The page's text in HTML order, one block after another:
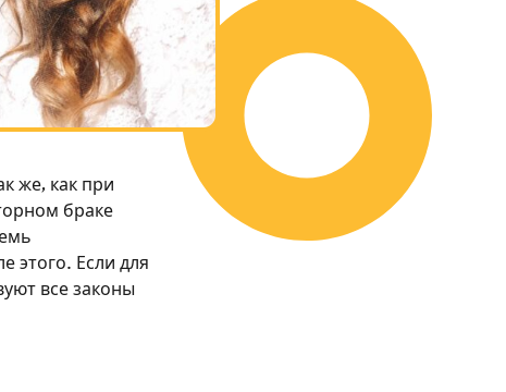
же, как при
браке
этого. Если для
все законы